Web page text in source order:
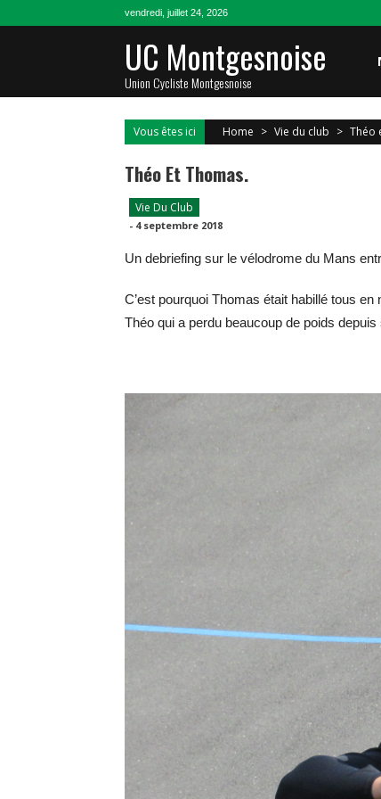
vendredi, juillet 24, 2026
UC Montgesnoise
Union Cycliste Montgesnoise
Vous êtes ici Home > Vie du club > Théo
Théo Et Thomas.
Vie Du Club
- 4 septembre 2018
Un debriefing sur le vélodrome du Mans
C’est pourquoi Thomas était habillé tous
Théo qui a perdu beaucoup de poids